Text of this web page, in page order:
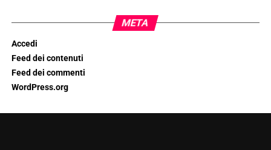
META
Accedi
Feed dei contenuti
Feed dei commenti
WordPress.org